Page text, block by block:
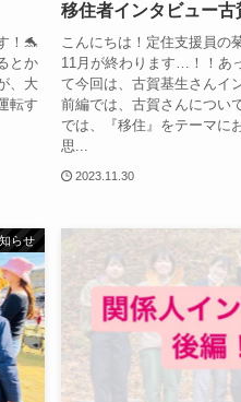
！🐬
とか
、大
転す
移住者インタビュー古
こんにちは！定住支援員の
11月が終わります…！！あ
て今回は、古賀基生さんイ
前編では、古賀さんについ
では、『移住』をテーマに
思...
2023.11.30
らせ